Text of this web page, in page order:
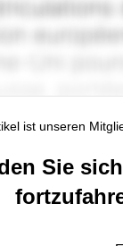
ist unseren
Sie